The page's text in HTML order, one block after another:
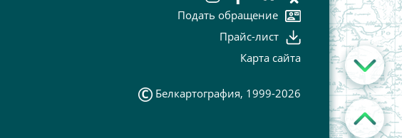
Подать обращение
Прайс-лист
Карта сайта
Белкартография, 1999-2026